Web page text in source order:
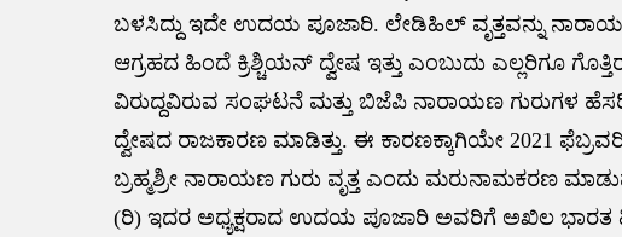
ಬಳಸಿದ್ದು ಇದೇ ಉದಯ ಪೂಜಾರಿ. ಲೇಡಿಹಿಲ್ ವೃತ್ತವನ್ನು
ಆಗ್ರಹದ ಹಿಂದೆ ಕ್ರಿಶ್ಚಿಯನ್ ದ್ವೇಷ ಇತ್ತು ಎಂಬುದು ಎಲ್ಲರಿಗೂ
ವಿರುದ್ದವಿರುವ ಸಂಘಟನೆ ಮತ್ತು ಬಿಜೆಪಿ ನಾರಾಯಣ ಗುರುಗಳ
ದ್ವೇಷದ ರಾಜಕಾರಣ ಮಾಡಿತ್ತು. ಈ ಕಾರಣಕ್ಕಾಗಿಯೇ 2021
ಬ್ರಹ್ಮಶ್ರೀ ನಾರಾಯಣ ಗುರು ವೃತ್ತ ಎಂದು ಮರುನಾಮಕರಣ
(ರಿ) ಇದರ ಅಧ್ಯಕ್ಷರಾದ ಉದಯ ಪೂಜಾರಿ ಅವರಿಗೆ ಅಖಿಲ